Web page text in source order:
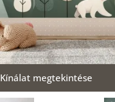
Kínálat megtekintése